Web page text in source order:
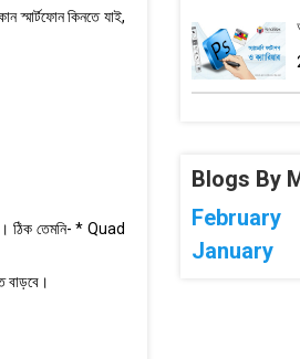
কিনতে যাই,
ঠিক তেমনি- * Quad
বাড়বে।
Blogs By
February
January